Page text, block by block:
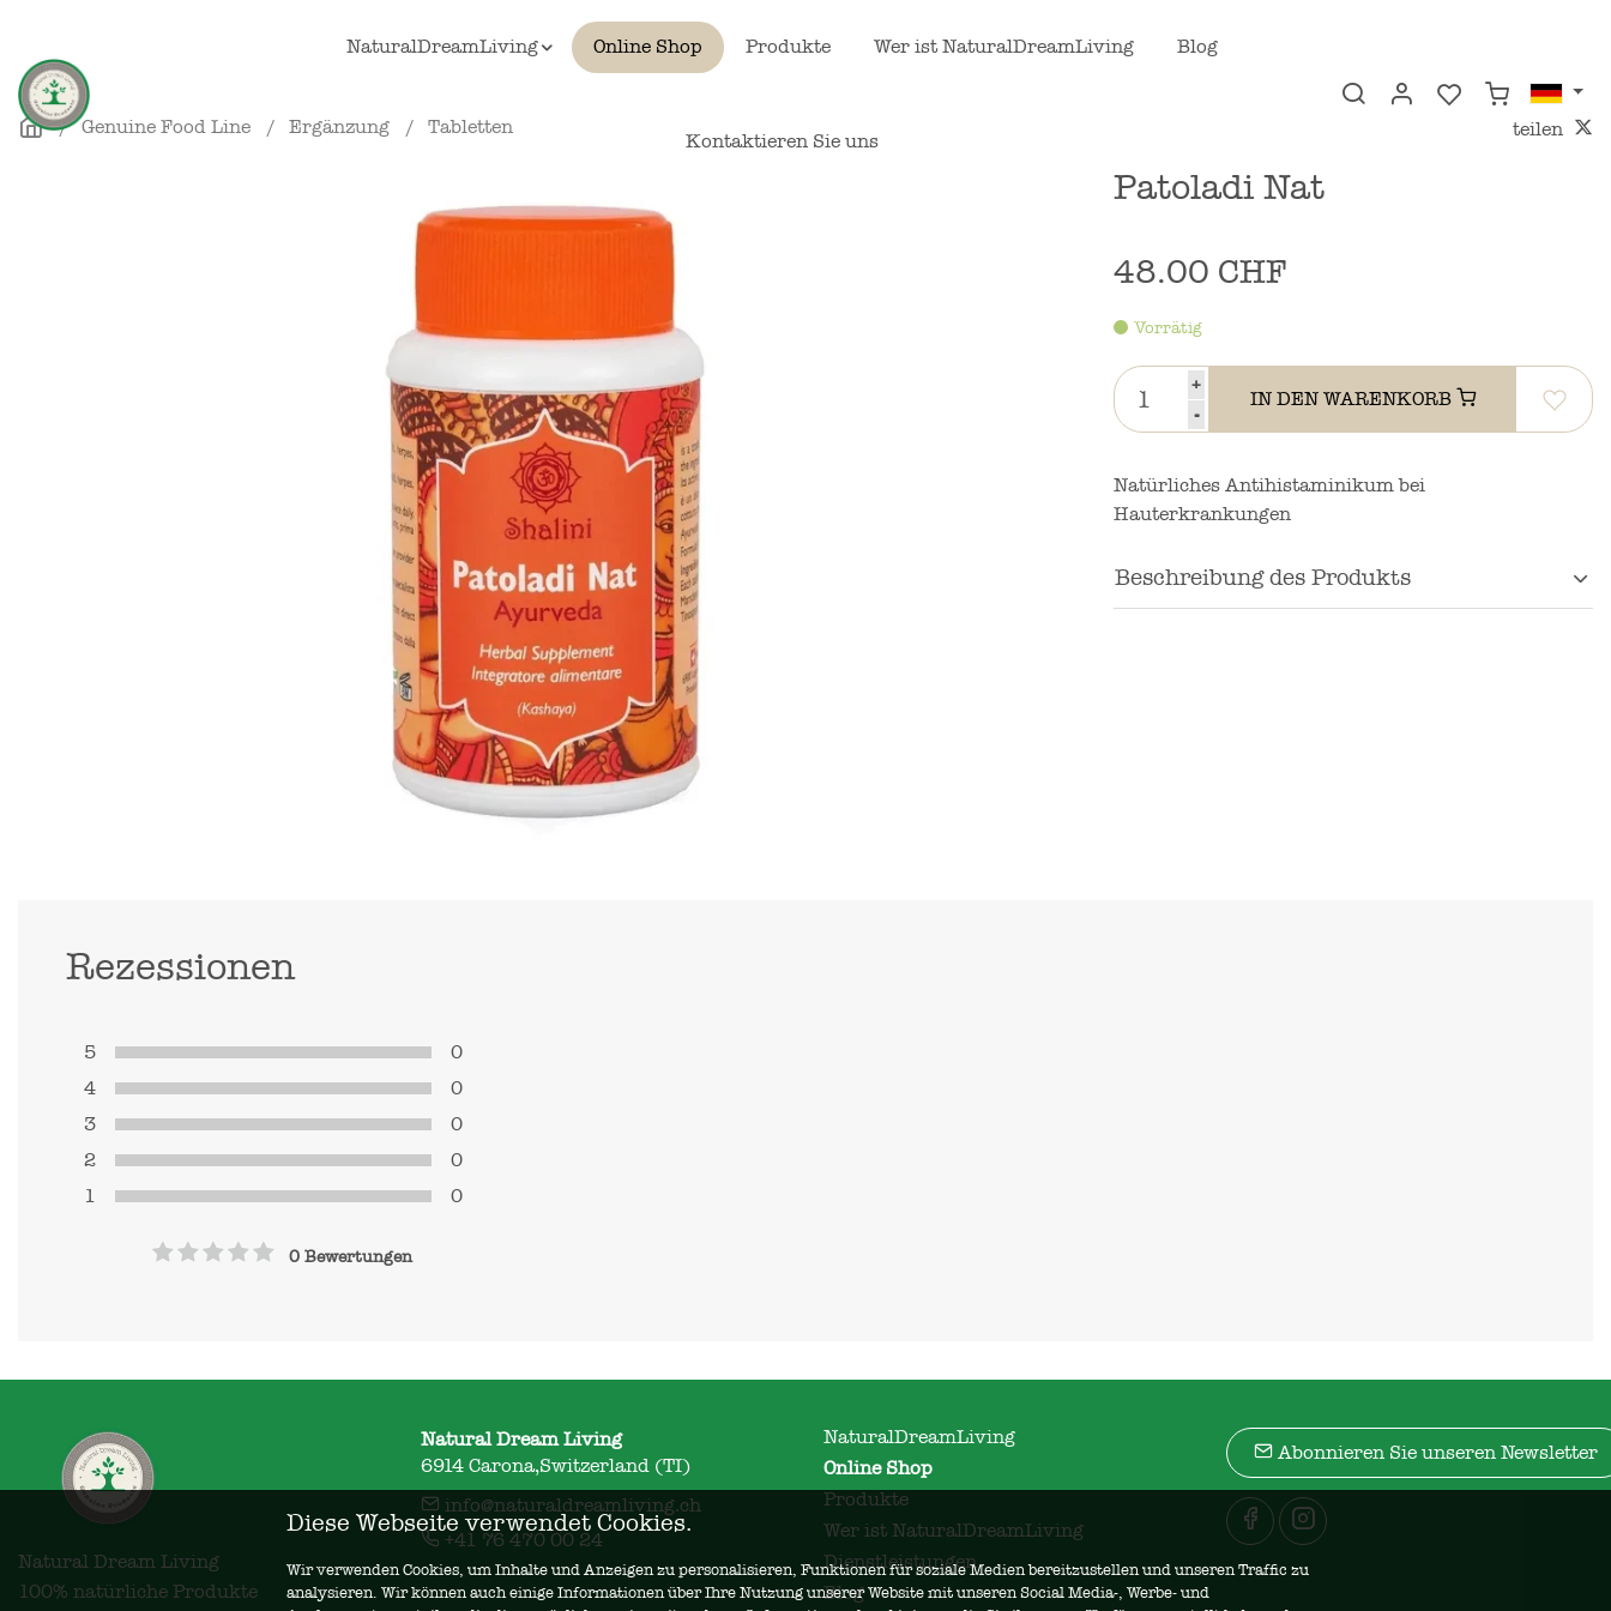
NaturalDreamLiving
Online Shop Produkte Wer ist NaturalDreamLiving Blog
Kontaktieren Sie uns
teilen
Genuine Food Line Ergänzung Tabletten
Patoladi Nat
48.00 CHF
Vorrätig
+
-
IN DEN WARENKORB
Natürliches Antihistaminikum bei
Hauterkrankungen
Beschreibung des Produkts
Rezessionen
5
0
4
0
3
0
2
0
1
0
0 Bewertungen
Natural Dream Living
100% natürliche Produkte
Natural Dream Living
6914 Carona,Switzerland (TI)
info@naturaldreamliving.ch
+41 76 470 00 24
NaturalDreamLiving
Online Shop
Produkte
Wer ist NaturalDreamLiving
Dienstleistungen
Blog
Abonnieren Sie unseren Newsletter
Diese Webseite verwendet Cookies.
Wir verwenden Cookies, um Inhalte und Anzeigen zu personalisieren, Funktionen für soziale Medien bereitzustellen und unseren Traffic zu
analysieren. Wir können auch einige Informationen über Ihre Nutzung unserer Website mit unseren Social Media-, Werbe- und